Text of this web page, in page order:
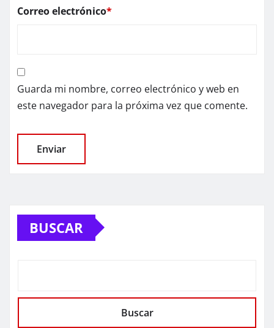
Correo electrónico*
Guarda mi nombre, correo electrónico y web en
este navegador para la próxima vez que comente.
BUSCAR
Buscar